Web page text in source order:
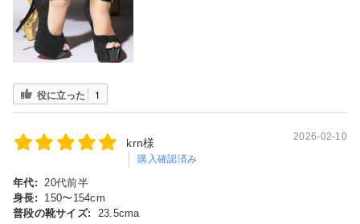
役に立った 1
krn様
購入確認済み
2026-02-10
年代:
20代前半
身長:
150〜154cm
普段の靴サイズ:
23.5cma